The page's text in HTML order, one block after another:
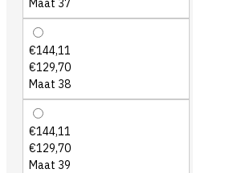
Maat 37
€144,11
€129,70
Maat 38
€144,11
€129,70
Maat 39